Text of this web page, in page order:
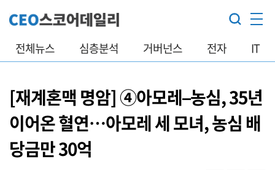
전체뉴스 심층분석 거버넌스 전자 IT
[재계혼맥 명암] ④아모레–농심, 35년
이어온 혈연…아모레 세 모녀, 농심 배
당금만 30억